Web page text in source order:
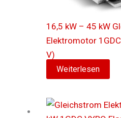
16,5 kW – 45 kW
Elektromotor
V)
Weiterlesen